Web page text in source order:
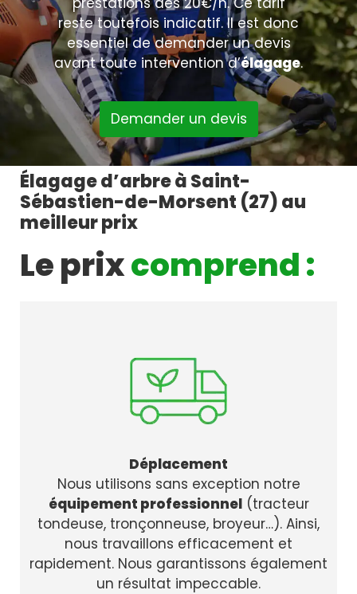
reste toutefois indicatif. Il est donc
essentiel de demander un devis
avant toute intervention d’élagage.
Demander un devis
Élagage d’arbre à Saint-
Sébastien-de-Morsent (27) au
meilleur prix
Le prixcomprend :
Déplacement
Nous utilisons sans exception notre
équipement professionnel(tracteur
tondeuse, tronçonneuse, broyeur…). Ainsi,
nous travaillons efficacement et
rapidement. Nous garantissons également
un résultat impeccable.